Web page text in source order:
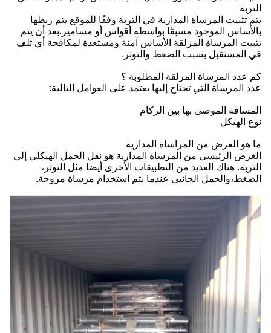
التربة
يتم تثبيت المرساة المدارية في التربة وفقًا للموقع يتم ربطها
بالأساس الموجود مسبقًا بواسطة أقواس أو مسامير.بعد أن يتم
تثبيت المرساة المزلقة الأساس آمنة ومستعدة لمكافحة أي تلف
في المستقبل بسبب الضغط والتوتر.
كم عدد المرساة المزلقة المطلوبة ؟
عدد المرساة التي تحتاج إليها يعتمد على العوامل التالية:
المسافة الموصى بها بين الركام
نوع الهيكل
ما هو الغرض من المراساة المدارية
الغرض الرئيسي من المرساة المدارية هو نقل الحمل الهيكلي إلى
التربة. هناك العديد من التطبيقات الأخرى أيضا مثل التوتر،
الضغط،والحمل الجانبي عندما يتم استخدام مرساة مروحة.